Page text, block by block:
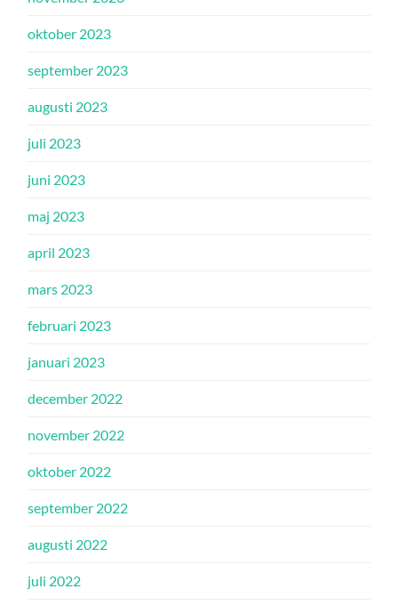
oktober 2023
september 2023
augusti 2023
juli 2023
juni 2023
maj 2023
april 2023
mars 2023
februari 2023
januari 2023
december 2022
november 2022
oktober 2022
september 2022
augusti 2022
juli 2022